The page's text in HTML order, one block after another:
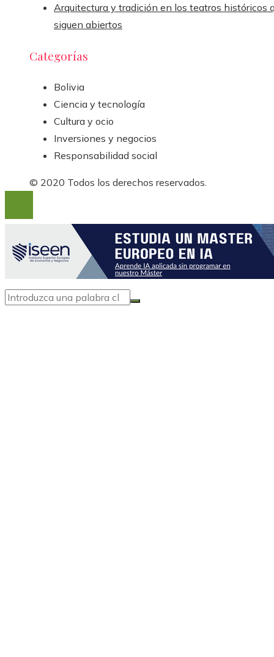
Arquitectura y tradición en los teatros históricos
siguen abiertos
Categorías
Bolivia
Ciencia y tecnología
Cultura y ocio
Inversiones y negocios
Responsabilidad social
© 2020 Todos los derechos reservados.